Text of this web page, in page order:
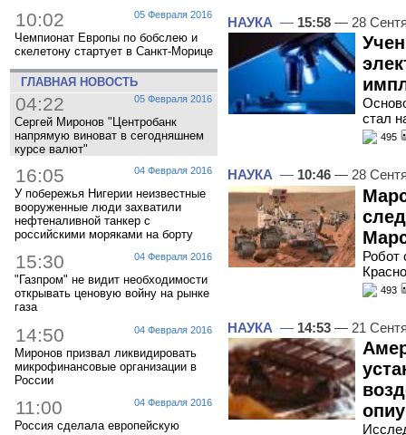
05 Февраля 2016
10:02
Чемпионат Европы по бобслею и
скелетону стартует в Санкт-Морице
ГЛАВНАЯ НОВОСТЬ
05 Февраля 2016
04:22
Сергей Миронов "Центробанк
напрямую виноват в сегодняшнем
курсе валют"
04 Февраля 2016
16:05
У побережья Нигерии неизвестные
вооруженные люди захватили
нефтеналивной танкер с
российскими моряками на борту
04 Февраля 2016
15:30
"Газпром" не видит необходимости
открывать ценовую войну на рынке
газа
04 Февраля 2016
14:50
Миронов призвал ликвидировать
микрофинансовые организации в
России
04 Февраля 2016
11:00
Россия сделала европейскую
НАУКА — 15:58 — 28
стал
495
НАУКА — 10:46 — 28
Робот
493
НАУКА — 14:53 — 21